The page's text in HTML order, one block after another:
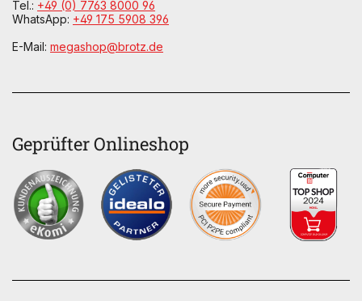
Tel.: +49 (0) 7763 8000 96
WhatsApp: +49 175 5908 396
E-Mail: megashop@brotz.de
Geprüfter Onlineshop